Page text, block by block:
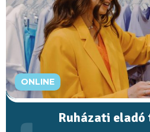
ONLINE
Ruházati